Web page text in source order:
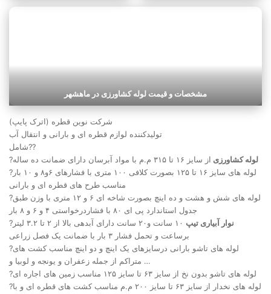
مشخصات و قیمت لوله کشاورزی در ماهشهر
شرکت نوین قطره (اترک پایپ)
تولیدکننده لوازم قطره ای و بارانی و انتقال آب
شامل??
?
لوله کشاورزی از سایز ۱۶ تا ۳۱۵ م.م با مواد آبرسان دارای ضمانت ده ساله
?لوله های سایز ۱۶ تا ۱۲۵ بصورت کلافی ۱۰۰ متری با فشارهای ۶و۸ و ۱۰ بار
مناسب طرح های قطره ای و بارانی
?لوله های شش و هشت و ده اینچ بصورت شاخه ای ۶ و ۱۲ متری با وزن طبق
جدول استاندارد پی ای ۸۰ با فشاردرخواستی ۴ و ۶ و ۸ بار
?
نوار آبیاری تیپ
۱۰ سانت و۲۰ سانت دارای آبدهی بالا از ۲ تا ۳.۲ لیتر
برساعت و تحمل فشار ۳ بار با ضمانت یک فصل زراعی
?لوله های تاشو بارانی درسایزهای یک اینچ و دو اینچ مناسب کشت های
متراکم از جمله زعفران و یونجه و لوبیا و …
?لوله های تاشو بدون نخ از سایز ۶۳ تا سایز ۱۲۵ مناسب زمین های اجاره ای
?لوله های نخدار از سایز ۶۳ تا سایز ۲۰۰ م.م مناسب کشت های قطره ای و با